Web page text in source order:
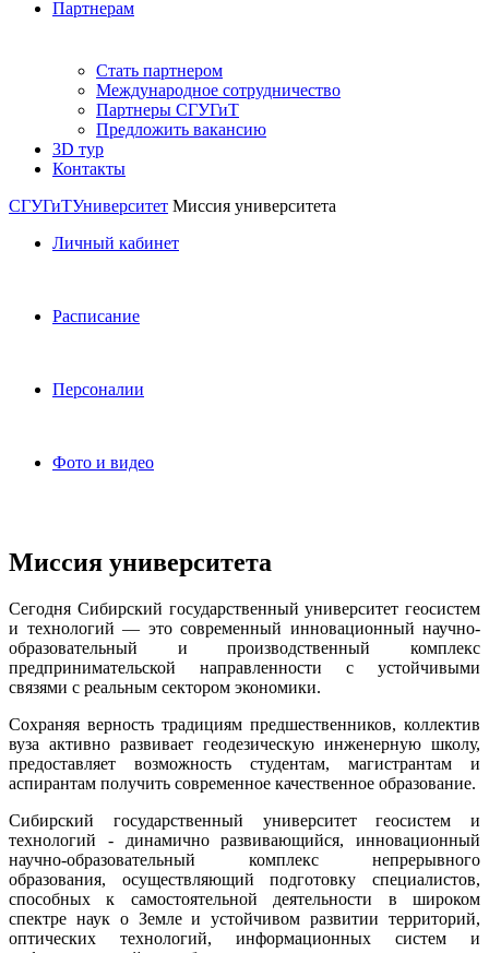
Партнерам
Стать партнером
Международное сотрудничество
Партнеры СГУГиТ
Предложить вакансию
3D тур
Контакты
СГУГиТУниверситет Миссия университета
Личный кабинет
Расписание
Персоналии
Фото и видео
Миссия университета
Сегодня Сибирский государственный университет геосистем
и технологий — это современный инновационный научно-
образовательный и производственный комплекс
предпринимательской направленности с устойчивыми
связями с реальным сектором экономики.
Сохраняя верность традициям предшественников, коллектив
вуза активно развивает геодезическую инженерную школу,
предоставляет возможность студентам, магистрантам и
аспирантам получить современное качественное образование.
Сибирский государственный университет геосистем и
технологий - динамично развивающийся, инновационный
научно-образовательный комплекс непрерывного
образования, осуществляющий подготовку специалистов,
способных к самостоятельной деятельности в широком
спектре наук о Земле и устойчивом развитии территорий,
оптических технологий, информационных систем и